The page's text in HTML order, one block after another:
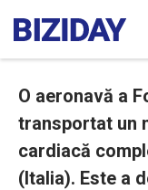
O aeronavă a
transportat un
cardiacă
(Italia). Este a